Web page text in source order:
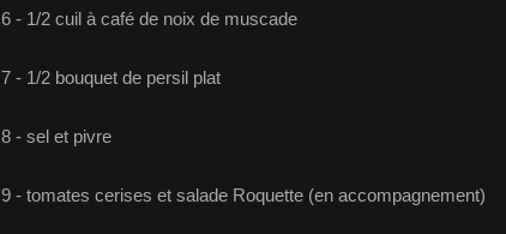
6 - 1/2 cuil à café de noix de muscade
7 - 1/2 bouquet de persil plat
8 - sel et pivre
9 - tomates cerises et salade Roquette (en accompagnement)